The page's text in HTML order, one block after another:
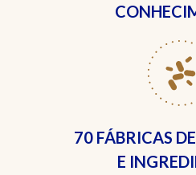
70 FÁBRICAS
E